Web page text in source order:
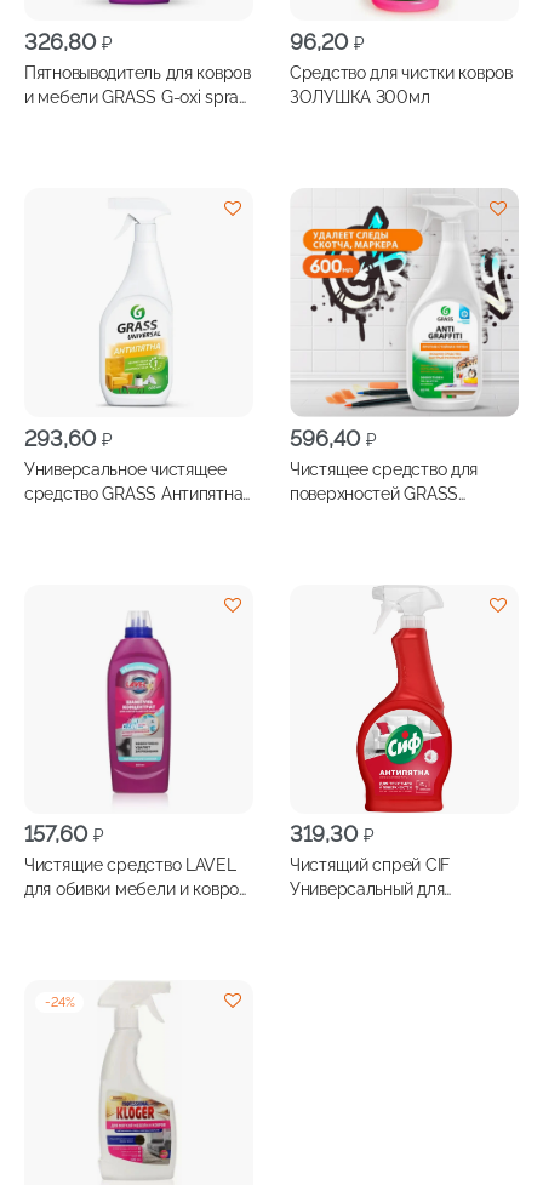
326,80 ₽
Пятновыводитель для ковров
и мебели GRASS G-oxi spray
96,20 ₽
Средство для чистки ковров
ЗОЛУШКА 300мл
293,60 ₽
Универсальное чистящее
средство GRASS Антипятна
596,40 ₽
Чистящее средство для
поверхностей GRASS
157,60 ₽
Чистящие средство LAVEL
для обивки мебели и ковров
319,30 ₽
Чистящий спрей CIF
Универсальный для
-24%